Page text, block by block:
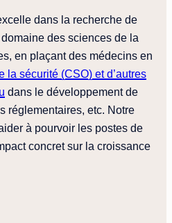
dans la recherche de
des sciences de la
en plaçant des médecins en
la sécurité (CSO) et d’autres
dans le développement de
réglementaires, etc. Notre
à pourvoir les postes de
concret sur la croissance